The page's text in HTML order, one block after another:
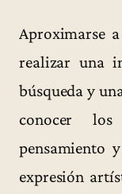
Aproximarse
realizar una
búsqueda y
conocer
pensamiento
expresión